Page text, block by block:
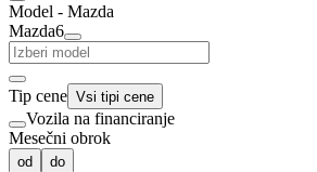
Model - Mazda
Mazda6
Tip cene Vsi tipi cene
Vozila na financiranje
Mesečni obrok
od do